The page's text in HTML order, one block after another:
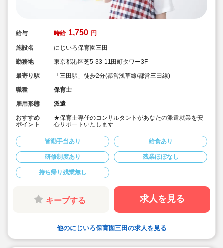
給与 時給 1,750 円
施設名
にじいろ保育園三田
勤務地
東京都港区芝5-33-11田町タワー3F
最寄り駅
「三田駅」徒歩2分(都営浅草線/都営三田線)
職種
保育士
雇用形態
派遣
おすすめ
ポイント
★保育士専任のコンサルタントがあなたの派遣就業を安
心サポートいたします
線「田町駅」徒歩2分の認可保育園です
★時給1,750円、別途交通費支給！
★時間固定＆土日祝休み！
★ワークライフバランス重視してご勤務いただけます
皆勤手当あり 給食あり
研修制度あり 残業ほぼなし
持ち帰り残業無し
キープする 求人を見る
他のにじいろ保育園三田の求人を見る